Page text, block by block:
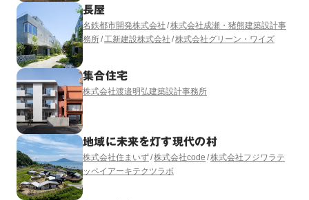
長屋
名鉄都市開発株式会社 株式会社成瀬・猪熊建築設計事
務所 工新建設株式会社 株式会社グリーン・ワイズ
集合住宅
株式会社渡邉明弘建築設計事務所
地域に未来を灯す現代の村
株式会社住まいず 株式会社code 株式会社フジワラテ
ッペイアーキテクツラボ